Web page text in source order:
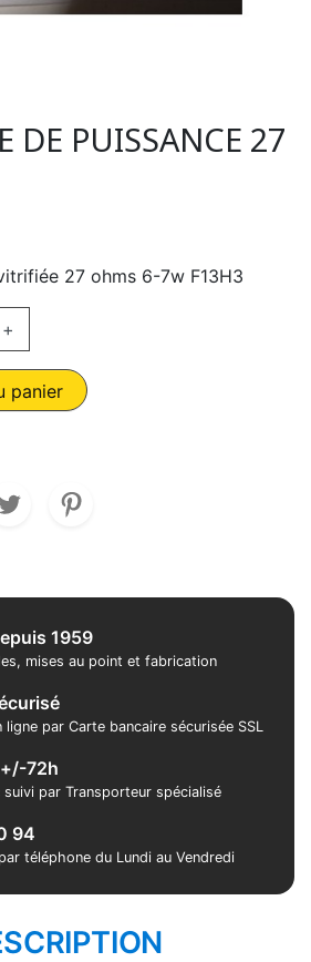
DE PUISSANCE 27
27 ohms 6-7w F13H3
+
panier
1959
mises au point et fabrication
ligne par Carte bancaire sécurisée SSL
72h
suivi par Transporteur spécialisé
94
téléphone du Lundi au Vendredi